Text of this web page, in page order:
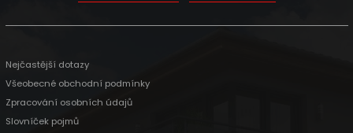
Nejčastější dotazy
Všeobecné obchodní podmínky
Zpracování osobních údajů
Slovníček pojmů